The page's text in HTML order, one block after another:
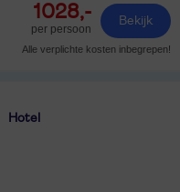
1028,-
per persoon
Bekijk
Alle verplichte kosten inbegrepen!
Hotel